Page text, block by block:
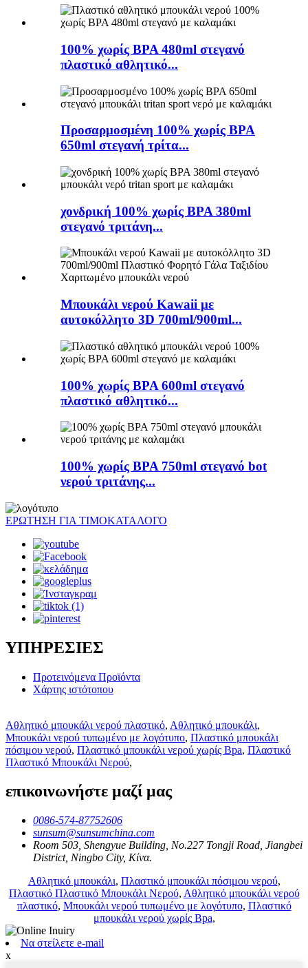
100% χωρίς BPA 480ml στεγανό
πλαστικό αθλητικό...
Προσαρμοσμένη 100% χωρίς BPA
650ml στεγανή τρίτα...
χονδρική 100% χωρίς BPA 380ml
στεγανό τριτάνη...
Μπουκάλι νερού Kawaii με
αυτοκόλλητο 3D 700ml/900ml...
100% χωρίς BPA 600ml στεγανό
πλαστικό αθλητικό...
100% χωρίς BPA 750ml στεγανό bot
νερού τριτάνης...
ΕΡΩΤΗΣΗ ΓΙΑ ΤΙΜΟΚΑΤΑΛΟΓΟ
ΥΠΗΡΕΣΙΕΣ
Προτεινόμενα Προϊόντα
Χάρτης ιστότοπου
Αθλητικό μπουκάλι νερού πλαστικό, Αθλητικό μπουκάλι,
Μπουκάλι νερού τυπωμένο με λογότυπο, Πλαστικό μπουκάλι
πόσιμου νερού, Πλαστικό μπουκάλι νερού χωρίς Bpa, Πλαστικό
Πλαστικό Μπουκάλι Νερού,
επικοινωνήστε μαζί μας
0086-574-87752606
sunsum@sunsumchina.com
Room 503, Shengyue Building, No.227 Tongji Road, Jiangbei
District, Ningbo City, Κίνα.
Αθλητικό μπουκάλι, Πλαστικό μπουκάλι πόσιμου νερού,
Πλαστικό Πλαστικό Μπουκάλι Νερού, Αθλητικό μπουκάλι νερού
πλαστικό, Μπουκάλι νερού τυπωμένο με λογότυπο, Πλαστικό
μπουκάλι νερού χωρίς Bpa,
Να στείλετε e-mail
x